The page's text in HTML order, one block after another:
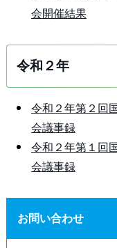
会開催結果
令和２年
令和２年第２回
会議事録
令和２年第１回
会議事録
お問い合わせ